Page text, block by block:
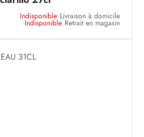
Indisponible Livraison à domicile
Indisponible Retrait en magasin